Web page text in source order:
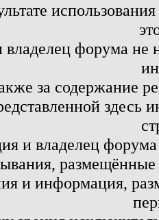
форума не
за содержание
здесь
и владелец
и информация,